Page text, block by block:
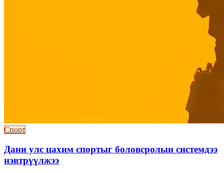
Спорт
Дани улс цахим спортыг боловсролын системдээ
нэвтрүүлжээ